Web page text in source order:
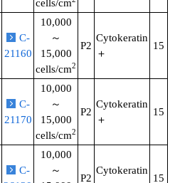
cells/cm
C-
21160
10,000
～
15,000
cells/cm2
P2
Cytokeratin
＋
15
C-
21170
10,000
～
15,000
cells/cm2
P2
Cytokeratin
＋
15
C-
10,000
～
P2
Cytokeratin
15